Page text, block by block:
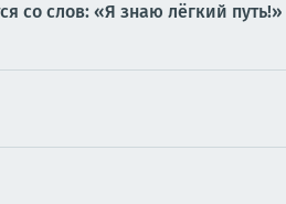
со слов: «Я знаю лёгкий путь!»